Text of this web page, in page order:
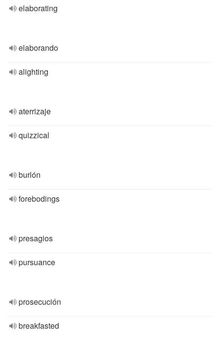
elaborating
elaborando
alighting
aterrizaje
quizzical
burlón
forebodings
presagios
pursuance
prosecución
breakfasted